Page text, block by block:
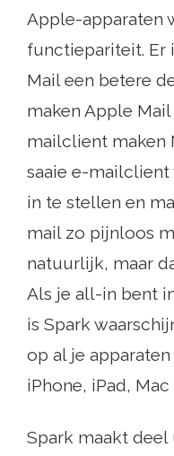
Apple-apparaten
functiepariteit. Er
Mail een betere
maken Apple
mailclient maken
saaie e-mailclient
in te stellen en
mail zo pijnloos
natuurlijk, maar
Als je all-in bent
is Spark
op al je
iPhone, iPad,
Spark maakt deel